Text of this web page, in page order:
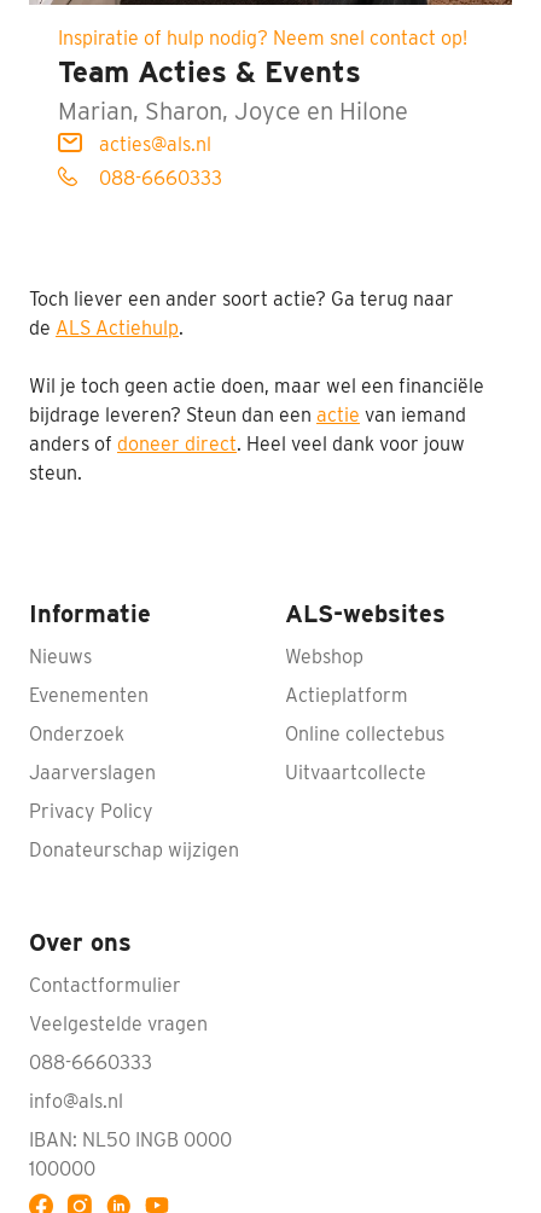
Inspiratie of hulp nodig? Neem snel contact op!
Team Acties & Events
Marian, Sharon, Joyce en Hilone
acties@als.nl
088-6660333
Toch liever een ander soort actie? Ga terug naar
de ALS Actiehulp.
Wil je toch geen actie doen, maar wel een financiële
bijdrage leveren? Steun dan een actie van iemand
anders of doneer direct. Heel veel dank voor jouw
steun.
Informatie
Nieuws
Evenementen
Onderzoek
Jaarverslagen
Privacy Policy
Donateurschap wijzigen
ALS-websites
Webshop
Actieplatform
Online collectebus
Uitvaartcollecte
Over ons
Contactformulier
Veelgestelde vragen
088-6660333
info@als.nl
IBAN: NL50 INGB 0000
100000